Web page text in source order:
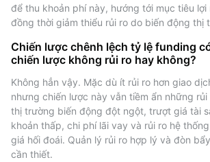
- Khi tỷ lệ funding âm, các nhà giao
thanh toán cho bên long.
tỷ lệ này thường được cập nhật sau
ánh tâm lý chung của thị trường. Tỷ lệ
chỉ ra rằng thị trường bullish; tỷ lệ
báo hiệu tâm lý bearish.
Chênh lệch tỷ lệ funding
Chiến lược này bao gồm việc mở các
để thu khoản phí này, hướng tới mục tiêu lợi
đồng thời giảm thiểu rủi ro do biến động thị
Chiến lược chênh lệch tỷ lệ funding
chiến lược không rủi ro hay không?
Không hẳn vậy. Mặc dù ít rủi ro hơn giao
nhưng chiến lược này vẫn tiềm ẩn những
thị trường biến động đột ngột, trượt giá tài
khoản thấp, chi phí lãi vay và rủi ro hệ
giá hối đoái. Quản lý rủi ro hợp lý và đòn
cần thiết.